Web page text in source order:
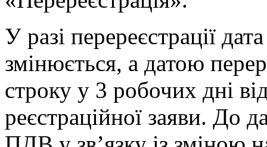
У разі перереєстрації
змінюється, а датою
строку у 3 робочих дні
реєстраційної заяви. До